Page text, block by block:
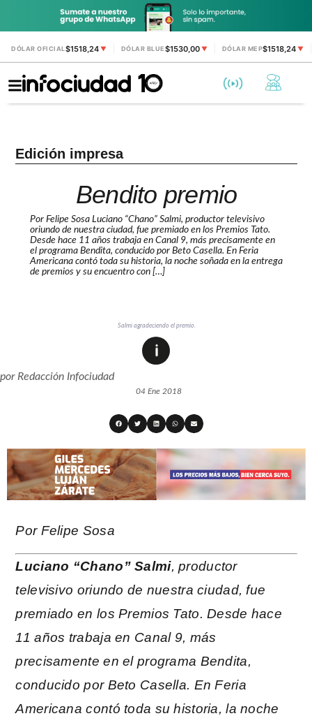
DÓLAR OFICIAL$1518,24 ▼ DÓLAR BLUE$1530,00 ▼ DÓLAR MEP$1518,24▼
Edición impresa
Bendito premio
Por Felipe Sosa Luciano “Chano” Salmi, productor televisivo
oriundo de nuestra ciudad, fue premiado en los Premios Tato.
Desde hace 11 años trabaja en Canal 9, más precisamente en
el programa Bendita, conducido por Beto Casella. En Feria
Americana contó toda su historia, la noche soñada en la entrega
de premios y su encuentro con […]
Salmi agradeciendo el premio.
porRedacción Infociudad
04 Ene 2018
Por Felipe Sosa
Luciano “Chano” Salmi, productor
televisivo oriundo de nuestra ciudad, fue
premiado en los Premios Tato. Desde hace
11 años trabaja en Canal 9, más
precisamente en el programa Bendita,
conducido por Beto Casella. En Feria
Americana contó toda su historia, la noche